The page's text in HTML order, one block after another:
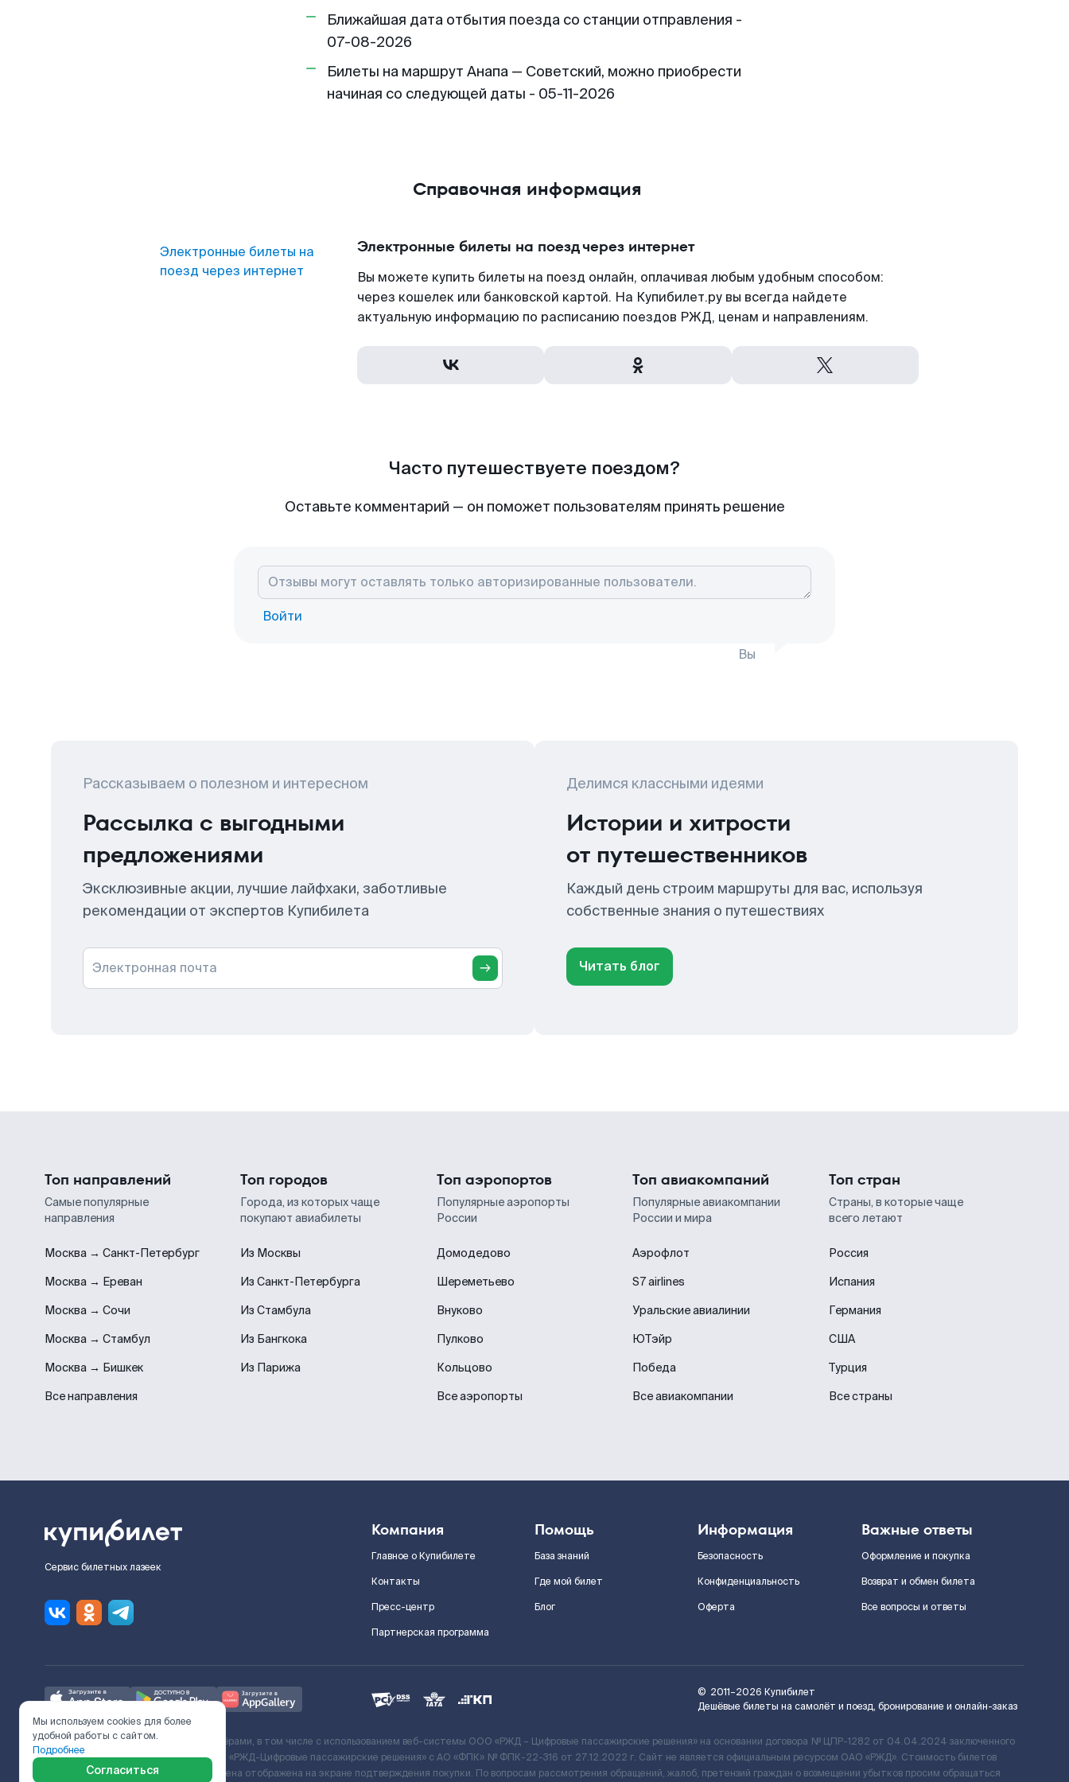
Ближайшая дата отбытия поезда со станции отправления -
07-08-2026
Билеты на маршрут Анапа — Советский, можно приобрести
начиная со следующей даты - 05-11-2026
Справочная информация
Электронные билеты на
поезд через интернет
Электронные билеты на поезд через интернет
Вы можете купить билеты на поезд онлайн, оплачивая любым удобным способом:
через кошелек или банковской картой. На Купибилет.ру вы всегда найдете
актуальную информацию по расписанию поездов РЖД, ценам и направлениям.
Часто путешествуете поездом?
Оставьте комментарий — он поможет пользователям принять решение
Войти
Вы
Рассказываем о полезном и интересном
Рассылка с выгодными
предложениями
Эксклюзивные акции, лучшие лайфхаки, заботливые
рекомендации от экспертов Купибилета
Электронная почта
Делимся классными идеями
Истории и хитрости
от путешественников
Каждый день строим маршруты для вас, используя
собственные знания о путешествиях
Читать блог
Топ направлений
Самые популярные
направления
Москва → Санкт-Петербург
Москва → Ереван
Москва → Сочи
Москва → Стамбул
Москва → Бишкек
Все направления
Топ городов
Города, из которых чаще
покупают авиабилеты
Из Москвы
Из Санкт-Петербурга
Из Стамбула
Из Бангкока
Из Парижа
Топ аэропортов
Популярные аэропорты
России
Домодедово
Шереметьево
Внуково
Пулково
Кольцово
Все аэропорты
Топ авиакомпаний
Популярные авиакомпании
России и мира
Аэрофлот
S7 airlines
Уральские авиалинии
ЮТэйр
Победа
Все авиакомпании
Топ стран
Страны, в которые чаще
всего летают
Россия
Испания
Германия
США
Турция
Все страны
Сервис билетных лазеек
Компания
Главное о Купибилете
Контакты
Пресс-центр
Партнерская программа
Помощь
База знаний
Где мой билет
Блог
Информация
Безопасность
Конфиденциальность
Оферта
Важные ответы
Оформление и покупка
Возврат и обмен билета
Все вопросы и ответы
© 2011–2026 Купибилет
Дешёвые билеты на самолёт и поезд, бронирование и онлайн-заказ
Ж/Д билеты предоставляются партнёрами, в том числе с использованием веб-системы ООО «РЖД – Цифровые пассажирские решения» на основании договора № ЦПР-1282 от 04.04.2024 заключенного
с Поставщиком услуг и Договора ООО «РЖД-Цифровые пассажирские решения» c АО «ФПК» № ФПК-22-316 от 27.12.2022 г. Сайт не является официальным ресурсом ОАО «РЖД». Стоимость билетов
включает сервисный сбор. Итоговая цена отображена на экране подтверждения покупки. По вопросам рассмотрения обращений, жалоб, претензий граждан о возмещении убытков просим обращаться
Мы используем cookies для более
удобной работы с сайтом.
Подробнее
Согласиться